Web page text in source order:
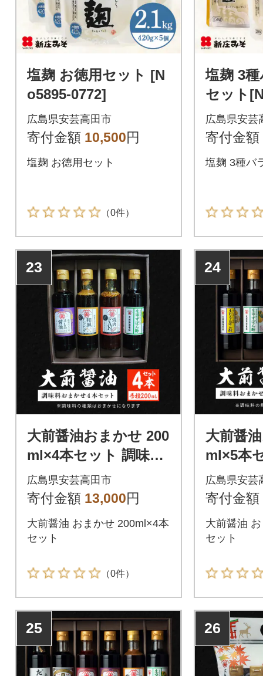
塩麹 お徳用セット [N
o5895-0772]
広島県安芸高田市
寄付金額 10,500円
塩麹 お徳用セット
（0件）
塩麹 3
セット
広島県安芸
寄付金額
塩麹 3種バ
23
大前醤油おまかせ 200
ml×4本セット 調味料
醤油 詰め合わせ [No5
895-0745]
広島県安芸高田市
寄付金額 13,000円
大前醤油 おまかせ 200ml×4本
セット
（0件）
24
大前醤
ml×5本
醤油 詰
895-
広島県安芸
寄付金額
大前醤油
セット
25 26